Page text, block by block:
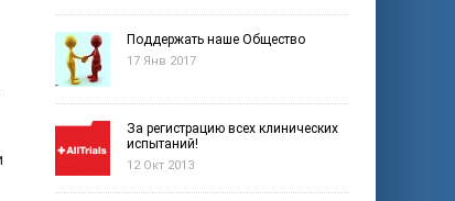
Поддержать наше Общество
17 Янв 2017
За регистрацию всех клинических
испытаний!
12 Окт 2013